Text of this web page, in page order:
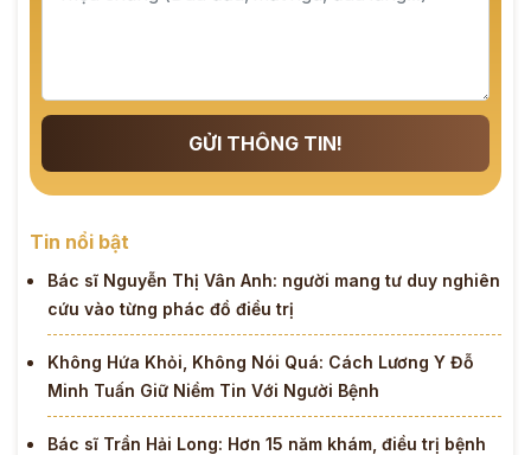
GỬI THÔNG TIN!
Tin nổi bật
Bác sĩ Nguyễn Thị Vân Anh: người mang tư duy nghiên
cứu vào từng phác đồ điều trị
Không Hứa Khỏi, Không Nói Quá: Cách Lương Y Đỗ
Minh Tuấn Giữ Niềm Tin Với Người Bệnh
Bác sĩ Trần Hải Long: Hơn 15 năm khám, điều trị bệnh